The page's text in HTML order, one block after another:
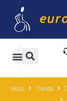
contenido
0
Carrito
Inicio Tienda